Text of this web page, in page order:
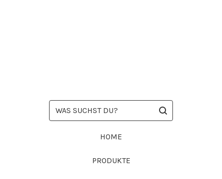
WAS
SUCHST
HOME
PRODUKTE